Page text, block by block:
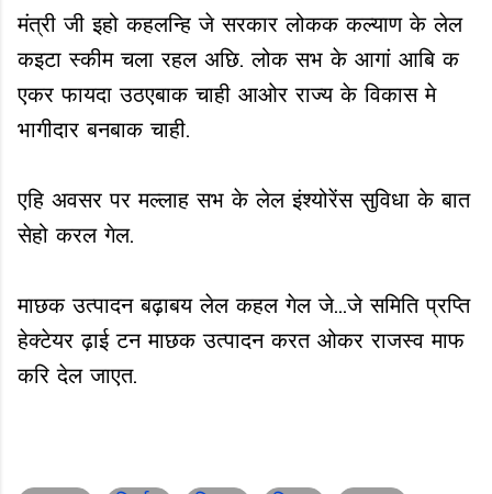
मंत्री जी इहो कहलन्हि जे सरकार लोकक कल्याण के लेल
कइटा स्कीम चला रहल अछि. लोक सभ के आगां आबि क
एकर फायदा उठएबाक चाही आओर राज्य के विकास मे
भागीदार बनबाक चाही.
एहि अवसर पर मल्लाह सभ के लेल इंश्योरेंस सुविधा के बात
सेहो करल गेल.
माछक उत्पादन बढ़ाबय लेल कहल गेल जे...जे समिति प्रप्ति
हेक्टेयर ढ़ाई टन माछक उत्पादन करत ओकर राजस्व माफ
करि देल जाएत.